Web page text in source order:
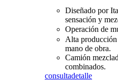
Diseñado por
sensación y
Operación de
Alta
mano de obra.
Camión
combinados.
consultadetalle